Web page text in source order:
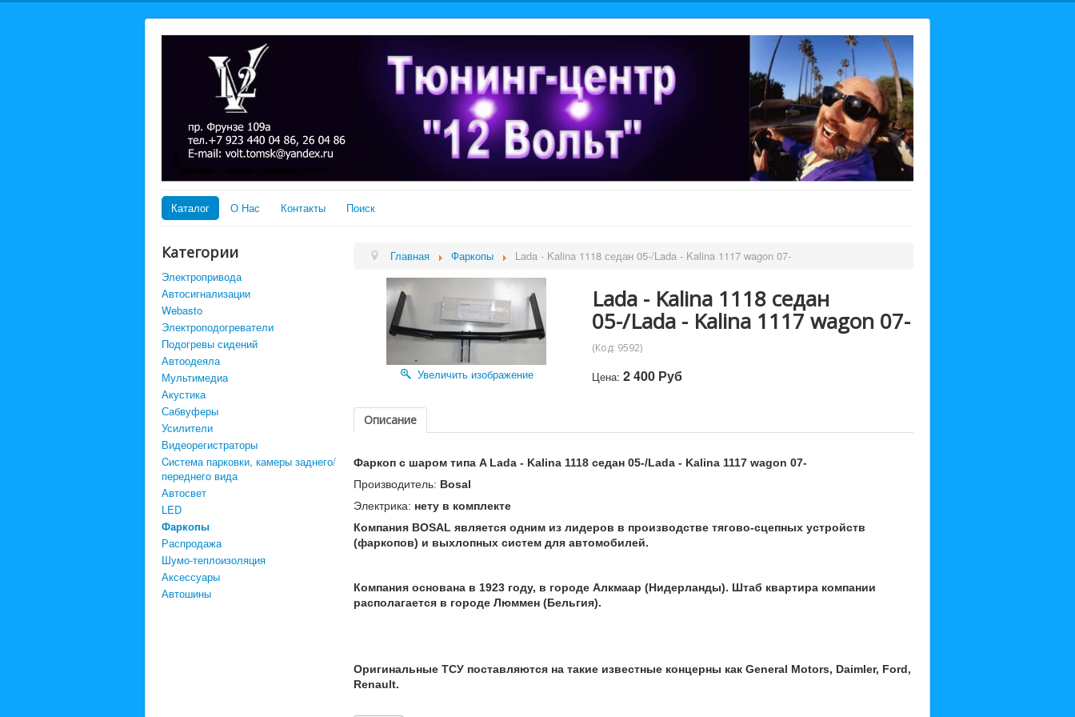
Каталог О Нас Контакты Поиск
Категории
Электропривода
Автосигнализации
Webasto
Электроподогреватели
Подогревы сидений
Автоодеяла
Мультимедиа
Акустика
Сабвуферы
Усилители
Видеорегистраторы
Cистема парковки, камеры заднего/
переднего вида
Автосвет
LED
Фаркопы
Распродажа
Шумо-теплоизоляция
Аксессуары
Автошины
Главная Фаркопы Lada - Kalina 1118 седан 05-/Lada - Kalina 1117 wagon 07-
Увеличить изображение
Lada - Kalina 1118 седан
05-/Lada - Kalina 1117 wagon 07-
(Код: 9592)
Цена: 2 400 Руб
Описание
Фаркоп с шаром типа A Lada - Kalina 1118 седан 05-/Lada - Kalina 1117 wagon 07-
Производитель: Bosal
Электрика: нету в комплекте
Компания BOSAL является одним из лидеров в производстве тягово-сцепных устройств
(фаркопов) и выхлопных систем для автомобилей.
Компания основана в 1923 году, в городе Алкмаар (Нидерланды). Штаб квартира компании
располагается в городе Люммен (Бельгия).
Оригинальные ТСУ поставляются на такие известные концерны как General Motors, Daimler, Ford,
Renault.